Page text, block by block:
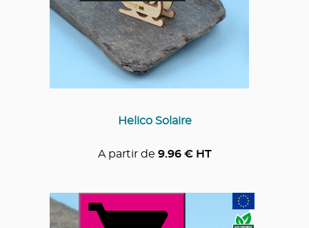
Helico Solaire
A partir de 9.96€ HT